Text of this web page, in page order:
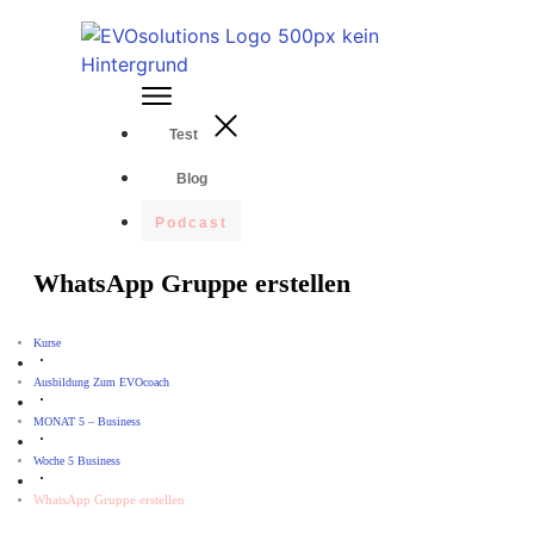
Test
Blog
Podcast
WhatsApp Gruppe erstellen
Kurse
Ausbildung Zum EVOcoach
MONAT 5 – Business
Woche 5 Business
WhatsApp Gruppe erstellen